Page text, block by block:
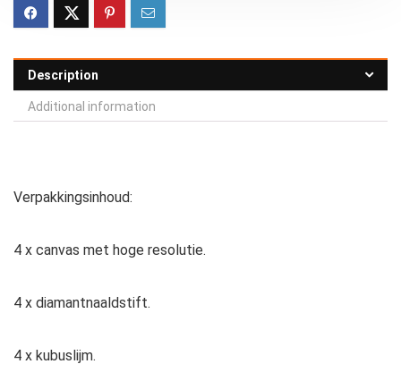
Description
Additional information
Verpakkingsinhoud:
4 x canvas met hoge resolutie.
4 x diamantnaaldstift.
4 x kubuslijm.